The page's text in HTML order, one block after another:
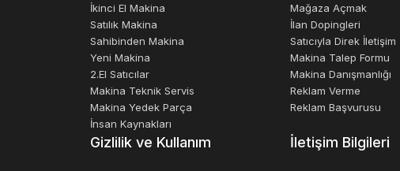
İkinci El Makina
Satılık Makina
Sahibinden Makina
Yeni Makina
2.El Satıcılar
Makina Teknik Servis
Makina Yedek Parça
İnsan Kaynakları
Mağaza Açmak
İlan Dopingleri
Satıcıyla Direk İletişim
Makina Talep Formu
Makina Danışmanlığı
Reklam Verme
Reklam Başvurusu
Gizlilik ve Kullanım İletişim Bilgileri